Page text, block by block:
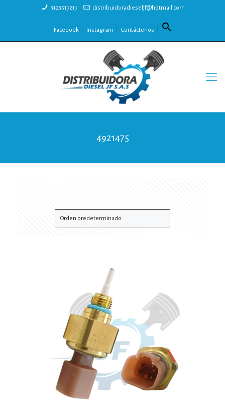
3123517217 distribuidoradieseljf@hotmail.com
Facebook Instagram Contáctenos
4921475